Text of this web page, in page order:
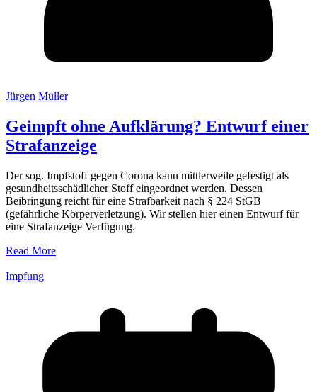
Jürgen Müller
Geimpft ohne Aufklärung? Entwurf einer
Strafanzeige
Der sog. Impfstoff gegen Corona kann mittlerweile gefestigt als
gesundheitsschädlicher Stoff eingeordnet werden. Dessen
Beibringung reicht für eine Strafbarkeit nach § 224 StGB
(gefährliche Körperverletzung). Wir stellen hier einen Entwurf für
eine Strafanzeige Verfügung.
Read More
Impfung